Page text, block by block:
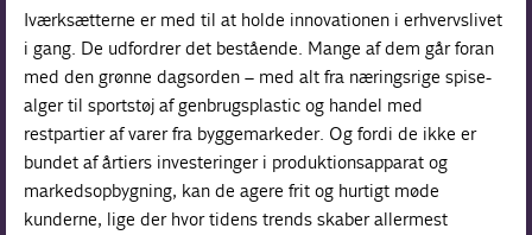
Iværksætterne er med til at holde innovationen i erhvervslivet
i gang. De udfordrer det bestående. Mange af dem går foran
med den grønne dagsorden – med alt fra næringsrige spise-
alger til sportstøj af genbrugsplastic og handel med
restpartier af varer fra byggemarkeder. Og fordi de ikke er
bundet af årtiers investeringer i produktionsapparat og
markedsopbygning, kan de agere frit og hurtigt møde
kunderne, lige der hvor tidens trends skaber allermest